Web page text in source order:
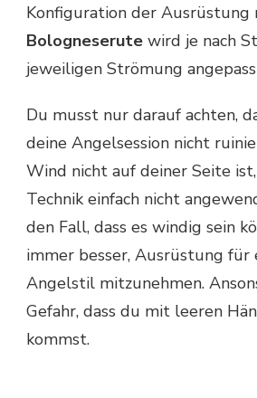
Konfiguration der Ausrüstung
Bologneserute wird je nach
jeweiligen Strömung
Du musst nur darauf achten,
deine Angelsession nicht
Wind nicht auf deiner Seite
Technik einfach nicht
den Fall, dass es windig sein
immer besser, Ausrüstung für
Angelstil mitzunehmen.
Gefahr, dass du mit leeren
kommst.